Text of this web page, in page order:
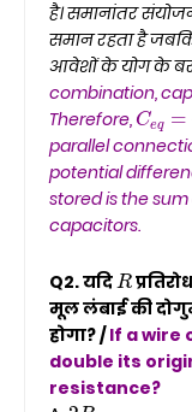
है। समानांतर
समान रहता है
आवेशों के योग के
combination,
Therefore,Ceq=
parallel
potential
stored is the
capacitors.
Q2. यदि R
मूल लंबाई की
होगा? /If a wire
double its
resistance?
2R